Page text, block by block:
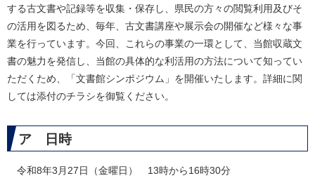
する古文書や記録等を収集・保存し、県民の方々の閲覧利用及びそ
の活用を図るため、毎年、古文書講座や展示会の開催など様々な事
業を行っています。今回、これらの事業の一環として、当館収蔵文
書の魅力を発信し、当館の具体的な利活用の方法について知ってい
ただくため、「文書館シンポジウム」を開催いたします。詳細に関
しては添付のチラシを御覧ください。
ア 日時
令和8年3月27日（金曜日） 13時から16時30分